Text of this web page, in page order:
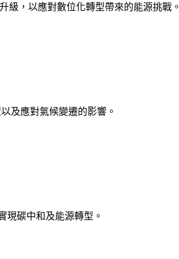
級，以應對數位化轉型帶來的能源挑戰。
及應對氣候變遷的影響。
現碳中和及能源轉型。